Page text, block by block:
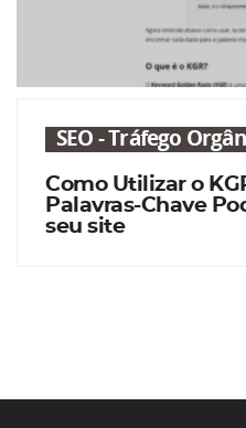
SEO - Tráfego
Como Utilizar o
Palavras-Chave
seu site